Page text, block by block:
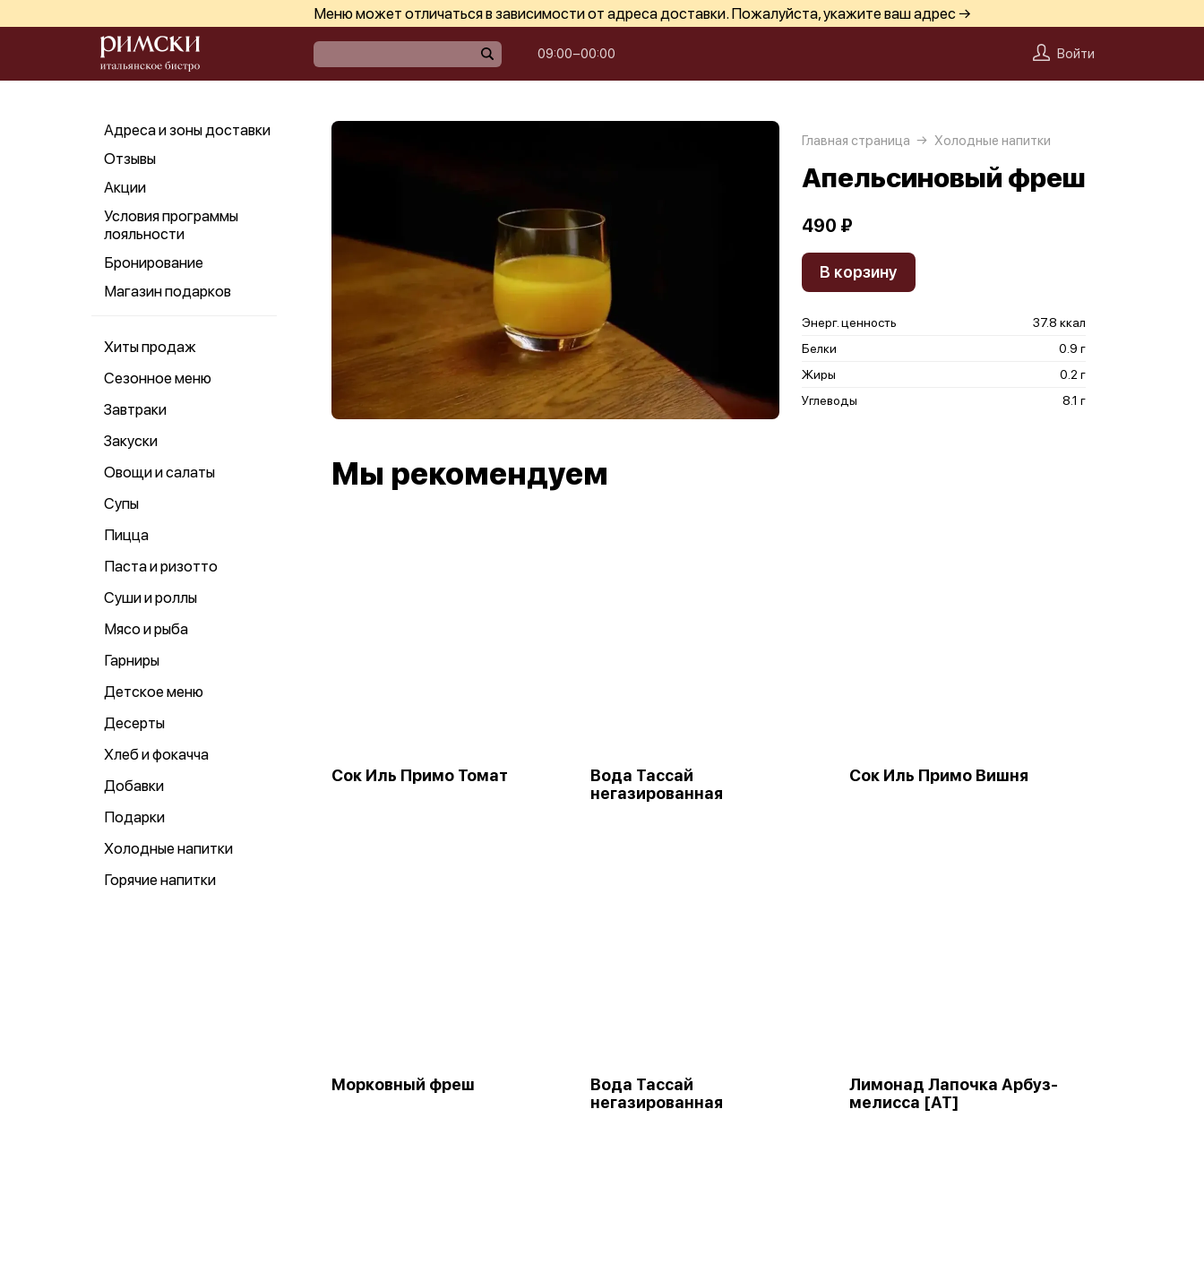
Меню может отличаться в зависимости от адреса доставки. Пожалуйста, укажите ваш адрес →
09:00−00:00 Войти
Адреса и зоны доставки
Отзывы
Акции
Условия программы
лояльности
Бронирование
Магазин подарков
Хиты продаж
Сезонное меню
Завтраки
Закуски
Овощи и салаты
Супы
Пицца
Паста и ризотто
Суши и роллы
Мясо и рыба
Гарниры
Детское меню
Десерты
Хлеб и фокачча
Добавки
Подарки
Холодные напитки
Горячие напитки
Главная страница Холодные напитки
Апельсиновый фреш
490 ₽
В корзину
Энерг. ценность
37.8 ккал
Белки
0.9 г
Жиры
0.2 г
Углеводы
8.1 г
Мы рекомендуем
Сок Иль Примо Томат
Вода Тассай
негазированная
Сок Иль Примо Вишня
Морковный фреш
Вода Тассай
негазированная
Лимонад Лапочка Арбуз-
мелисса [АТ]